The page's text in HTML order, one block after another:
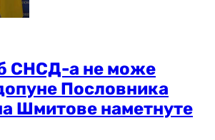
СНСД-а не може
Пословника
Шмитове наметнуте